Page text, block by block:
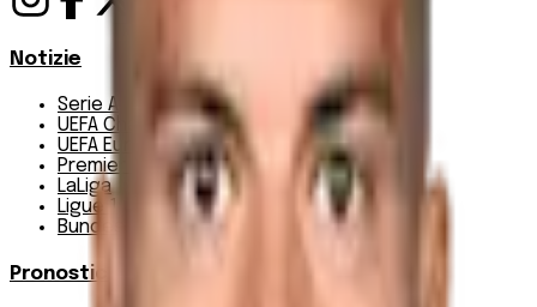
Notizie
Serie A
UEFA Champions League Teams
UEFA Europa League Teams
Premier League
LaLiga
Ligue 1
Bundesliga
Pronostici